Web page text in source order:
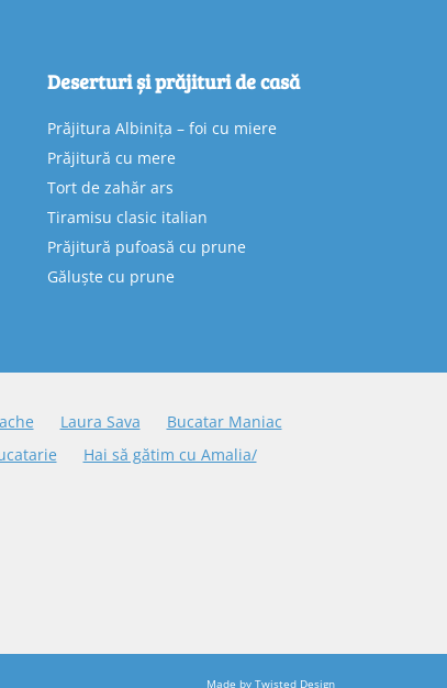
Deserturi și prăjituri de casă
Prăjitura Albinița – foi cu miere
Prăjitură cu mere
Tort de zahăr ars
Tiramisu clasic italian
Prăjitură pufoasă cu prune
Găluște cu prune
Laura Sava
Bucatar Maniac
Hai să gătim cu Amalia/
Made by Twisted Design